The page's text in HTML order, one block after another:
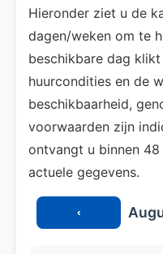
Hieronder ziet u de
dagen/weken om te
beschikbare dag
huurcondities en de
beschikbaarheid,
voorwaarden zijn
ontvangt u binnen
actuele gegevens.
‹